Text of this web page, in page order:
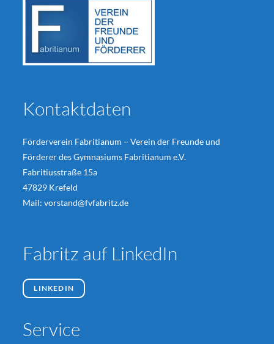
Kontaktdaten
Förderverein Fabritianum – Verein der Freunde und
Förderer des Gymnasiums Fabritianum e.V.
Fabritiusstraße 15a
47829 Krefeld
Mail:vorstand@fvfabritz.de
Fabritz auf LinkedIn
LINKEDIN
Service